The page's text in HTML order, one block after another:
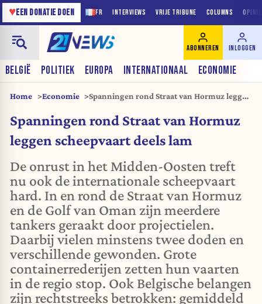
FR INTERVIEWS VRIJE TRIBUNE COLUMNS
♥EEN DONATIE DOEN
BELGIË POLITIEK EUROPA INTERNATIONAAL ECONOMIE
ABONNEREN INLOGGEN
Home Economie
Spanningen rond Straat van Hormuz leggen
Spanningen rond Straat van Hormuz
leggen scheepvaart deels lam
De onrust in het Midden-Oosten treft
nu ook de internationale scheepvaart
hard. In en rond de Straat van Hormuz
en de Golf van Oman zijn meerdere
tankers geraakt door projectielen.
Daarbij vielen minstens twee doden en
verschillende gewonden. Grote
containerrederijen zetten hun vaarten
in de regio stop. Ook Belgische belangen
zijn rechtstreeks betrokken: gemiddeld